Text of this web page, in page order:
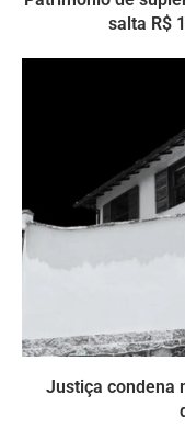
salta R$
Justiça condena